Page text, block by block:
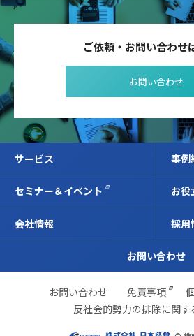
ご依頼・お問い合わせ
お問い合わせ
サービス 事例
セミナー＆イベント お役
会社情報 採用
お問い合わせ
お問い合わせ 免責事項
反社会的勢力の排除に関す